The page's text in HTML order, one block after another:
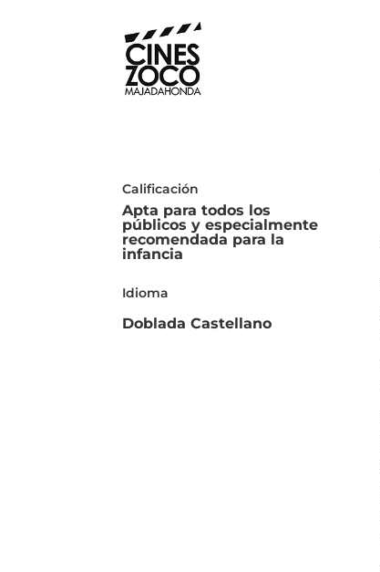
Calificación
Apta para todos los
públicos y especialmente
recomendada para la
infancia
Idioma
Doblada Castellano